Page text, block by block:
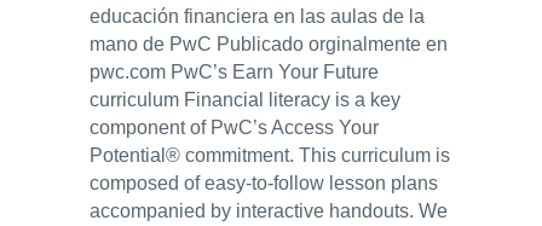
educación financiera en las aulas de la
mano de PwC Publicado orginalmente en
pwc.com PwC’s Earn Your Future
curriculum Financial literacy is a key
component of PwC’s Access Your
Potential® commitment. This curriculum is
composed of easy-to-follow lesson plans
accompanied by interactive handouts. We